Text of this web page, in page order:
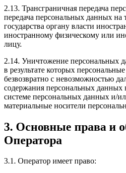
2.13. Трансграничная передача
передача персональных данных на
государства органу власти
иностранному физическому или
лицу.
2.14. Уничтожение персональных
в результате которых
безвозвратно с невозможностью
содержания персональных
системе персональных данных и/
материальные носители
3. Основные права и
Оператора
3.1. Оператор имеет право: